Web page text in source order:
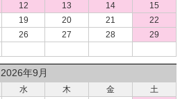
12 13 14
15
19 20 21
22
26 27 28
29
2026年9月
水 木 金
土